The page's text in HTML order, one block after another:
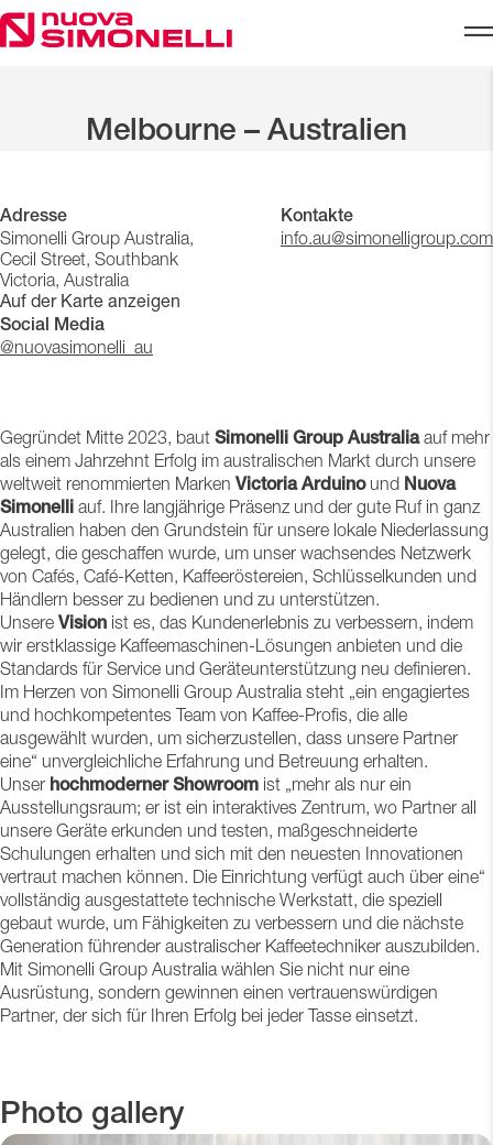
Skip to content
Melbourne – Australien
Adresse
Simonelli Group Australia,
Cecil Street, Southbank
Victoria, Australia
Auf der Karte anzeigen
Kontakte
info.au@simonelligroup.com
Social Media
@nuovasimonelli_au
Gegründet Mitte 2023, baut Simonelli Group Australiaauf mehr
als einem Jahrzehnt Erfolg im australischen Markt durch unsere
weltweit renommierten Marken Victoria Arduinound Nuova
Simonelli auf. Ihre langjährige Präsenz und der gute Ruf in ganz
Australien haben den Grundstein für unsere lokale Niederlassung
gelegt, die geschaffen wurde, um unser wachsendes Netzwerk
von Cafés, Café-Ketten, Kaffeeröstereien, Schlüsselkunden und
Händlern besser zu bedienen und zu unterstützen.
Unsere Vision ist es, das Kundenerlebnis zu verbessern, indem
wir erstklassige Kaffeemaschinen-Lösungen anbieten und die
Standards für Service und Geräteunterstützung neu definieren.
Im Herzen von Simonelli Group Australia steht „ein engagiertes
und hochkompetentes Team von Kaffee-Profis, die alle
ausgewählt wurden, um sicherzustellen, dass unsere Partner
eine“ unvergleichliche Erfahrung und Betreuung erhalten.
Unser hochmoderner Showroom ist „mehr als nur ein
Ausstellungsraum; er ist ein interaktives Zentrum, wo Partner all
unsere Geräte erkunden und testen, maßgeschneiderte
Schulungen erhalten und sich mit den neuesten Innovationen
vertraut machen können. Die Einrichtung verfügt auch über eine“
vollständig ausgestattete technische Werkstatt, die speziell
gebaut wurde, um Fähigkeiten zu verbessern und die nächste
Generation führender australischer Kaffeetechniker auszubilden.
Mit Simonelli Group Australia wählen Sie nicht nur eine
Ausrüstung, sondern gewinnen einen vertrauenswürdigen
Partner, der sich für Ihren Erfolg bei jeder Tasse einsetzt.
Photo gallery